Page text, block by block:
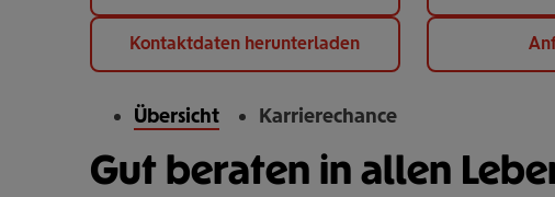
Kontaktdaten herunterladen
Übersicht Karrierechance
Gut beraten in allen